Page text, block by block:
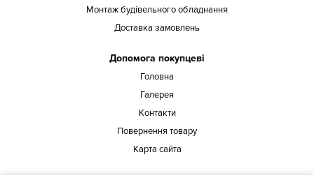
Монтаж будівельного обладнання
Доставка замовлень
Допомога покупцеві
Головна
Галерея
Контакти
Повернення товару
Карта сайта